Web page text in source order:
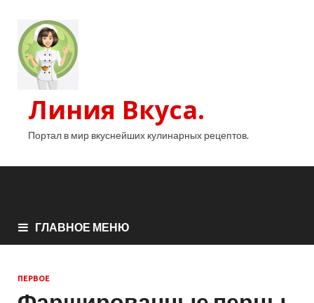
Линия Вкуса.
Портал в мир вкуснейших кулинарных рецептов.
ГЛАВНОЕ МЕНЮ
ПЕРВОЕ